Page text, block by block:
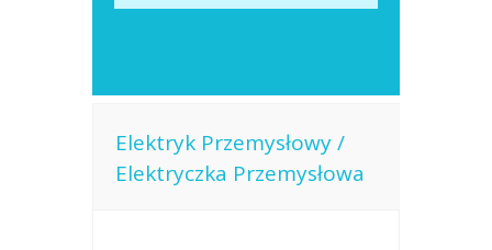
Elektryk Przemysłowy /
Elektryczka Przemysłowa